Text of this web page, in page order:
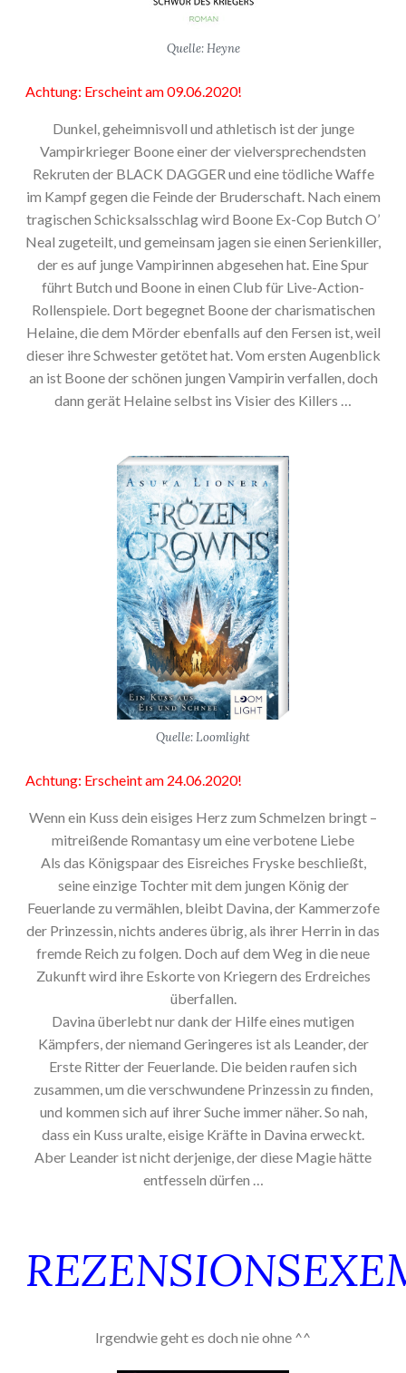
Quelle: Heyne
Achtung: Erscheint am 09.06.2020!
Dunkel, geheimnisvoll und athletisch ist der junge
Vampirkrieger Boone einer der vielversprechendsten
Rekruten der BLACK DAGGER und eine tödliche Waffe
im Kampf gegen die Feinde der Bruderschaft. Nach einem
tragischen Schicksalsschlag wird Boone Ex-Cop Butch O’
Neal zugeteilt, und gemeinsam jagen sie einen Serienkiller,
der es auf junge Vampirinnen abgesehen hat. Eine Spur
führt Butch und Boone in einen Club für Live-Action-
Rollenspiele. Dort begegnet Boone der charismatischen
Helaine, die dem Mörder ebenfalls auf den Fersen ist, weil
dieser ihre Schwester getötet hat. Vom ersten Augenblick
an ist Boone der schönen jungen Vampirin verfallen, doch
dann gerät Helaine selbst ins Visier des Killers …
Quelle: Loomlight
Achtung: Erscheint am 24.06.2020!
Wenn ein Kuss dein eisiges Herz zum Schmelzen bringt –
mitreißende Romantasy um eine verbotene Liebe
Als das Königspaar des Eisreiches Fryske beschließt,
seine einzige Tochter mit dem jungen König der
Feuerlande zu vermählen, bleibt Davina, der Kammerzofe
der Prinzessin, nichts anderes übrig, als ihrer Herrin in das
fremde Reich zu folgen. Doch auf dem Weg in die neue
Zukunft wird ihre Eskorte von Kriegern des Erdreiches
überfallen.
Davina überlebt nur dank der Hilfe eines mutigen
Kämpfers, der niemand Geringeres ist als Leander, der
Erste Ritter der Feuerlande. Die beiden raufen sich
zusammen, um die verschwundene Prinzessin zu finden,
und kommen sich auf ihrer Suche immer näher. So nah,
dass ein Kuss uralte, eisige Kräfte in Davina erweckt.
Aber Leander ist nicht derjenige, der diese Magie hätte
entfesseln dürfen …
Irgendwie geht es doch nie ohne ^^